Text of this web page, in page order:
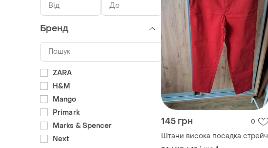
145 грн 0
Штани висока посадка стрейч
Бренд
ZARA
H&M
Mango
Primark
Marks & Spencer
Next